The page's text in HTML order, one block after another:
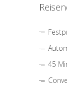
45